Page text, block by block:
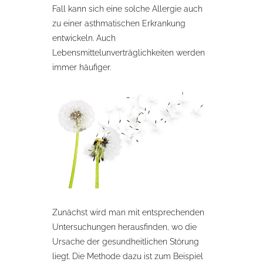
Fall kann sich eine solche Allergie auch
zu einer asthmatischen Erkrankung
entwickeln. Auch
Lebensmittelunverträglichkeiten werden
immer häufiger.
Zunächst wird man mit entsprechenden
Untersuchungen herausfinden, wo die
Ursache der gesundheitlichen Störung
liegt. Die Methode dazu ist zum Beispiel